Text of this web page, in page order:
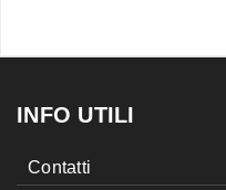
INFO UTILI
Contatti